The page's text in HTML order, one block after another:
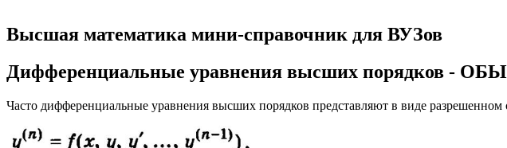
Высшая математика мини-справочник для ВУЗов
Дифференциальные уравнения высших
Часто дифференциальные уравнения высших порядков представляют в виде разрешенном